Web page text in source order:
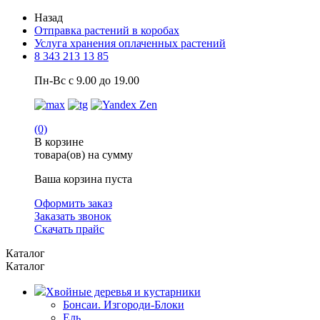
Назад
Отправка растений в коробах
Услуга хранения оплаченных растений
8 343 213 13 85
Пн-Вс с 9.00 до 19.00
(0)
В корзине
товара(ов) на сумму
Ваша корзина пуста
Оформить заказ
Заказать звонок
Скачать прайс
Каталог
Каталог
Хвойные деревья и кустарники
Бонсаи. Изгороди-Блоки
Ель